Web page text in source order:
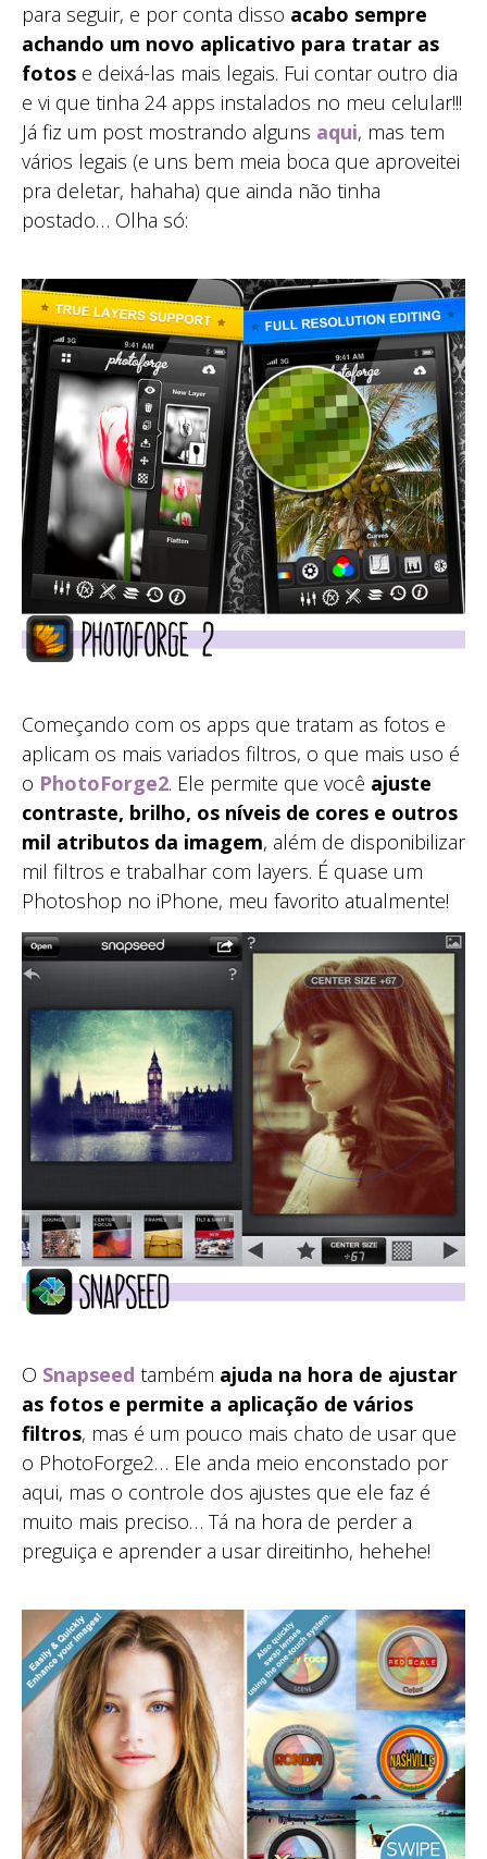
para seguir, e por conta disso acabo sempre
achando um novo aplicativo para tratar as
fotos e deixá-las mais legais. Fui contar outro dia
e vi que tinha 24 apps instalados no meu celular!!!
Já fiz um post mostrando alguns aqui, mas tem
vários legais (e uns bem meia boca que aproveitei
pra deletar, hahaha) que ainda não tinha
postado… Olha só:
Começando com os apps que tratam as fotos e
aplicam os mais variados filtros, o que mais uso é
o PhotoForge2. Ele permite que você ajuste
contraste, brilho, os níveis de cores e outros
mil atributos da imagem, além de disponibilizar
mil filtros e trabalhar com layers. É quase um
Photoshop no iPhone, meu favorito atualmente!
O Snapseed também ajuda na hora de ajustar
as fotos e permite a aplicação de vários
filtros, mas é um pouco mais chato de usar que
o PhotoForge2… Ele anda meio enconstado por
aqui, mas o controle dos ajustes que ele faz é
muito mais preciso… Tá na hora de perder a
preguiça e aprender a usar direitinho, hehehe!